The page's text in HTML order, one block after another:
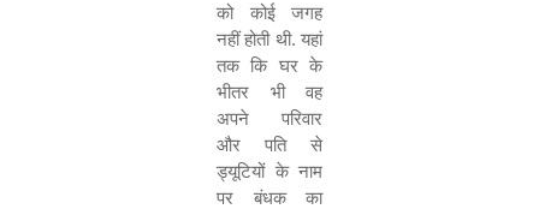
को कोई जगह
नहीं होती थी. यहां
तक कि घर के
भीतर भी वह
अपने परिवार
और पति से
ड्यूटियों के नाम
पर बंधक का